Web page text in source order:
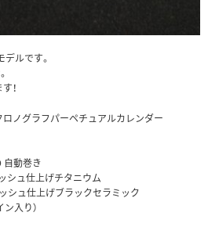
ルです。
！
ロノグラフパーペチュアルカレンダー
自動巻き
シュ仕上げチタニウム
シュ仕上げブラックセラミック
入り）